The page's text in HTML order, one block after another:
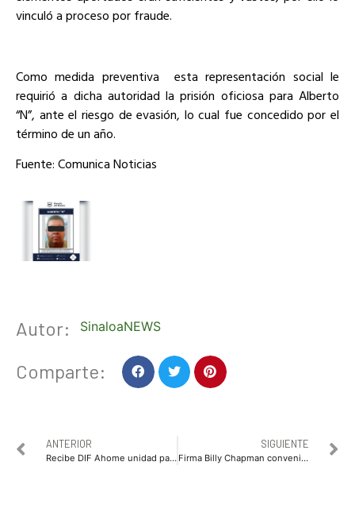
vinculó a proceso por fraude.
Como medida preventiva esta representación social le
requirió a dicha autoridad la prisión oficiosa para Alberto
“N”, ante el riesgo de evasión, lo cual fue concedido por el
término de un año.
Fuente: Comunica Noticias
Autor: SinaloaNEWS
Comparte:
ANTERIOR
Recibe DIF Ahome unidad para apoyo de traslado de pacientes
SIGUIENTE
Firma Billy Chapman convenio con Editorial Trillas